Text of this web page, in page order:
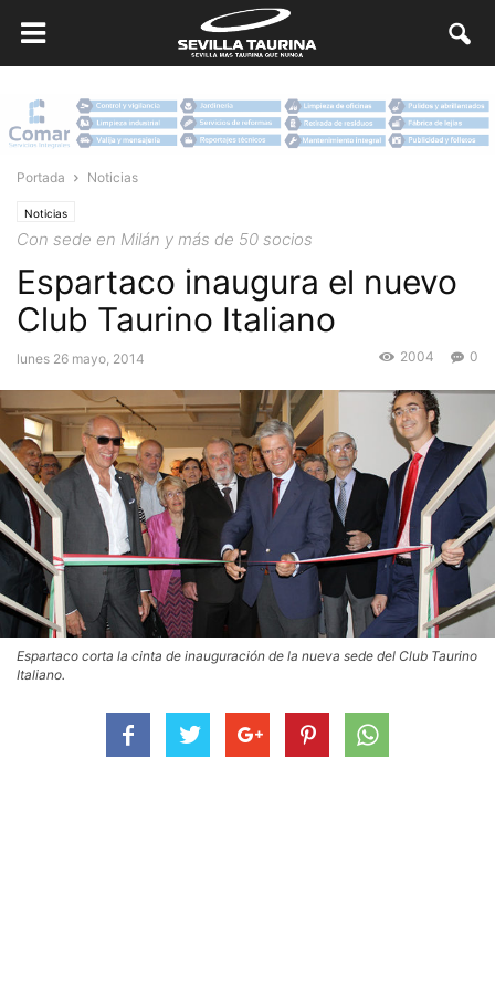
Portada Noticias
Noticias
Con sede en Milán y más de 50 socios
Espartaco inaugura el nuevo
Club Taurino Italiano
lunes 26 mayo, 2014 0
2004
Espartaco corta la cinta de inauguración de la nueva sede del Club Taurino
Italiano.